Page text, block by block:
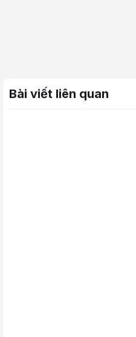
Bài viết liên quan